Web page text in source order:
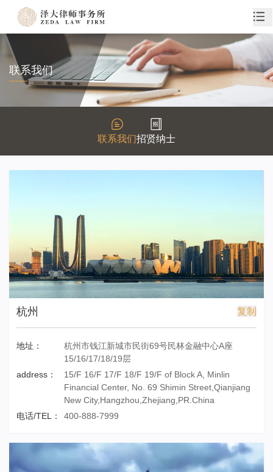
联系我们
联系我们招贤纳士
杭州 复制
地址：
杭州市钱江新城市民街69号民林金融中心A座
15/16/17/18/19层
address：
15/F 16/F 17/F 18/F 19/F of Block A, Minlin
Financial Center, No. 69 Shimin Street,Qianjiang
New City,Hangzhou,Zhejiang,PR.China
电话/TEL：
400-888-7999